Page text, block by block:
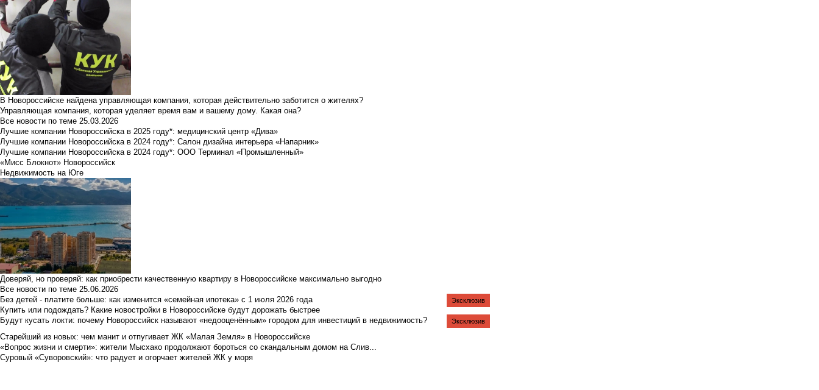
В Новороссийске найдена управляющая компания, которая действительно заботится о жителях?
Управляющая компания, которая уделяет время вам и вашему дому. Какая она?
Все новости по теме 25.03.2026
Лучшие компании Новороссийска в 2025 году*: медицинский центр «Дива»
Лучшие компании Новороссийска в 2024 году*: Салон дизайна интерьера «Напарник»
Лучшие компании Новороссийска в 2024 году*: ООО Терминал «Промышленный»
«Мисс Блокнот» Новороссийск
Недвижимость на Юге
Доверяй, но проверяй: как приобрести качественную квартиру в Новороссийске максимально выгодно
Все новости по теме 25.06.2026
Без детей - платите больше: как изменится «семейная ипотека» с 1 июля 2026 года
Купить или подождать? Какие новостройки в Новороссийске будут дорожать быстрее
Будут кусать локти: почему Новороссийск называют «недооценённым» городом для инвестиций в недвижимость?
Старейший из новых: чем манит и отпугивает ЖК «Малая Земля» в Новороссийске
Эксклюзив
«Вопрос жизни и смерти»: жители Мысхако продолжают бороться со скандальным домом на Слив...
Суровый «Суворовский»: что радует и огорчает жителей ЖК у моря
Эксклюзив